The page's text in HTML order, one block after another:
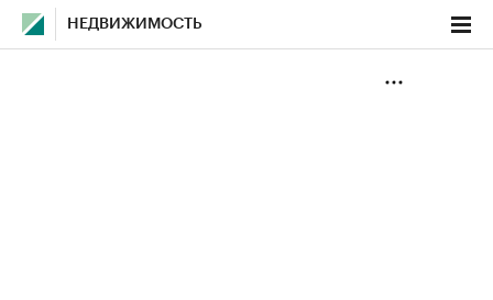
НЕДВИЖИМОСТЬ